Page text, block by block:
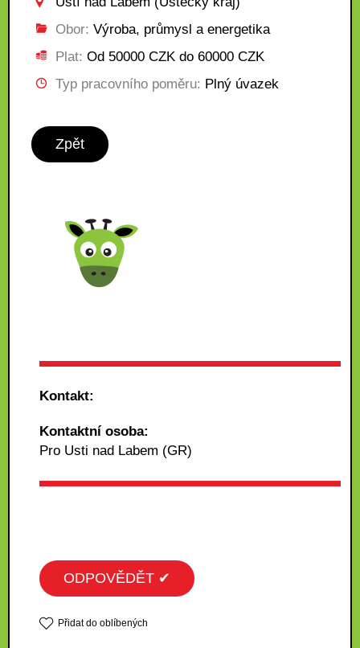
Obor: Výroba, průmysl a energetika
Plat: Od 50000 CZK do 60000 CZK
Typ pracovního poměru: Plný úvazek
Zpět
Kontakt:
Kontaktní osoba:
Pro Usti nad Labem (GR)
ODPOVĚDĚT ✔
Přidat do oblíbených